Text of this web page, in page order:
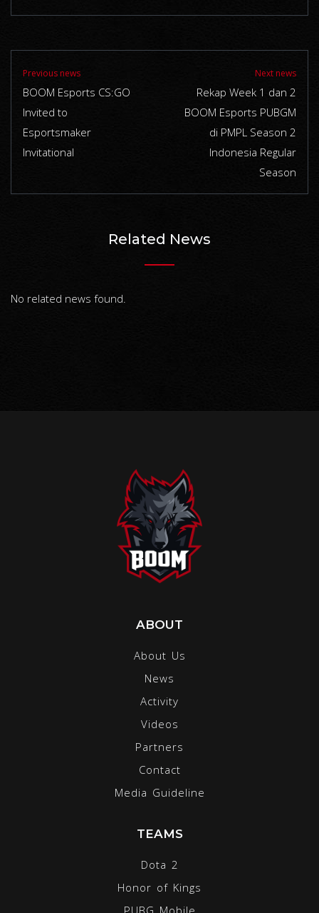
Previous news
BOOM Esports CS:GO
Invited to
Esportsmaker
Invitational
Next news
Rekap Week 1 dan 2
BOOM Esports PUBGM
di PMPL Season 2
Indonesia Regular
Season
Related News
No related news found.
ABOUT
About Us
News
Activity
Videos
Partners
Contact
Media Guideline
TEAMS
Dota 2
Honor of Kings
PUBG Mobile